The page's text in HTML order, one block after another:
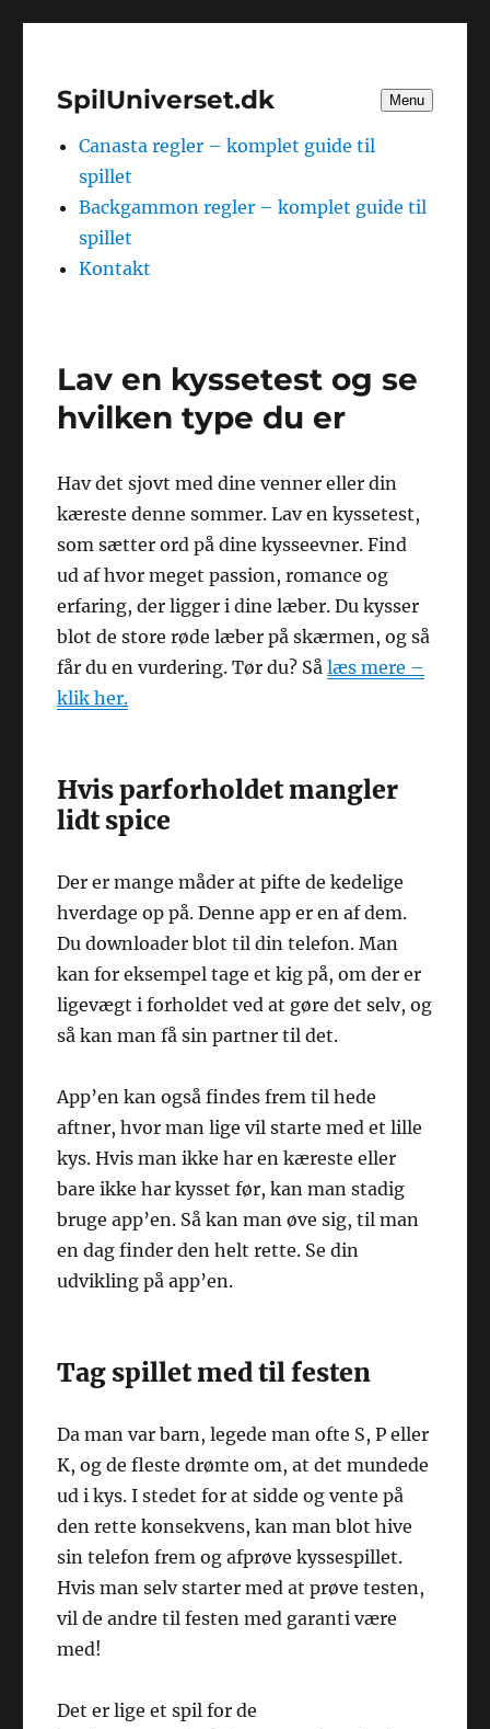
SpilUniverset.dk Menu
Canasta regler – komplet guide til
spillet
Backgammon regler – komplet guide til
spillet
Kontakt
Lav en kyssetest og se
hvilken type du er
Hav det sjovt med dine venner eller din
kæreste denne sommer. Lav en kyssetest,
som sætter ord på dine kysseevner. Find
ud af hvor meget passion, romance og
erfaring, der ligger i dine læber. Du kysser
blot de store røde læber på skærmen, og så
får du en vurdering. Tør du? Sålæs mere –
klik her.
Hvis parforholdet mangler
lidt spice
Der er mange måder at pifte de kedelige
hverdage op på. Denne app er en af dem.
Du downloader blot til din telefon. Man
kan for eksempel tage et kig på, om der er
ligevægt i forholdet ved at gøre det selv, og
så kan man få sin partner til det.
App’en kan også findes frem til hede
aftner, hvor man lige vil starte med et lille
kys. Hvis man ikke har en kæreste eller
bare ikke har kysset før, kan man stadig
bruge app’en. Så kan man øve sig, til man
en dag finder den helt rette. Se din
udvikling på app’en.
Tag spillet med til festen
Da man var barn, legede man ofte S, P eller
K, og de fleste drømte om, at det mundede
ud i kys. I stedet for at sidde og vente på
den rette konsekvens, kan man blot hive
sin telefon frem og afprøve kyssespillet.
Hvis man selv starter med at prøve testen,
vil de andre til festen med garanti være
med!
Det er lige et spil for de